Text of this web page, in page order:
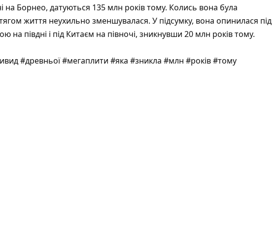
на Борнео, датуються 135 млн років тому. Колись вона була
життя неухильно зменшувалася. У підсумку, вона опинилася під
на півдні і під Китаєм на півночі, зникнувши 20 млн років тому.
#древньої #мегаплити #яка #зникла #млн #років #тому